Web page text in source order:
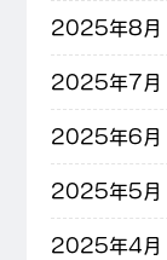
2025年8月
2025年7月
2025年6月
2025年5月
2025年4月